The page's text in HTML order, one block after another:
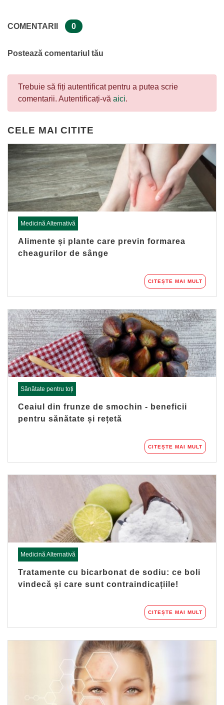
COMENTARII 0
Postează comentariul tău
Trebuie să fiți autentificat pentru a putea scrie
comentarii. Autentificați-vă aici.
CELE MAI CITITE
Medicină Alternativă
Alimente și plante care previn formarea
cheagurilor de sânge
CITEȘTE MAI MULT
Sănătate pentru toți
Ceaiul din frunze de smochin - beneficii
pentru sănătate și rețetă
CITEȘTE MAI MULT
Medicină Alternativă
Tratamente cu bicarbonat de sodiu: ce boli
vindecă și care sunt contraindicațiile!
CITEȘTE MAI MULT